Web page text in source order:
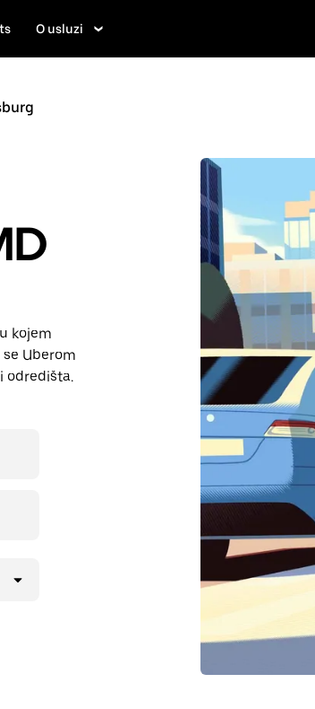
O usluzi
kojem
Uberom
odredišta.